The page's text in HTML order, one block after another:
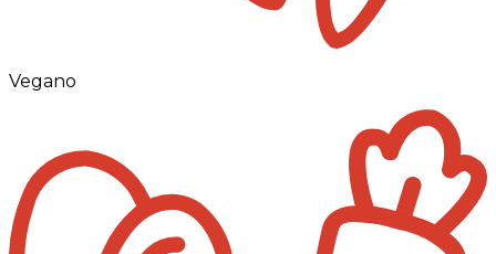
Vegano